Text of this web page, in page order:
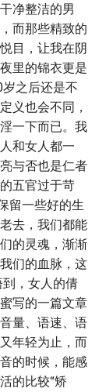
净整洁的男
而那些精致的
目，让我在阴
里的锦衣更是
之后还是不
义也会不同，
一下而已。我
和女人都一
与否也是仁者
五官过于苛
留一些好的生
去，我们都能
的灵魂，渐渐
们的血脉，这
，女人的倩
写的一篇文章
量、语速、语
年轻为止，而
的时候，能感
的比较“矫